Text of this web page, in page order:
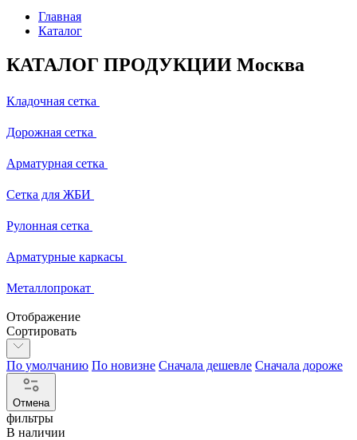
Главная
Каталог
КАТАЛОГ ПРОДУКЦИИ Москва
Кладочная сетка
Дорожная сетка
Арматурная сетка
Сетка для ЖБИ
Рулонная сетка
Арматурные каркасы
Металлопрокат
Отображение
Сортировать
По умолчанию По новизне Сначала дешевле Сначала дороже
Отмена
фильтры
В наличии